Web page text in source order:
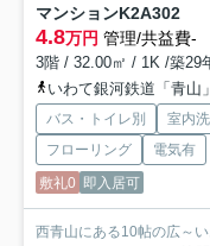
マンションK2A302
4.8万円 管理/共益費-
3階 / 32.00㎡ / 1K /築29
いわて銀河鉄道「青山
バス・トイレ別 室内
フローリング
電気有
敷礼0 即入居可
西青山にある10帖の広～